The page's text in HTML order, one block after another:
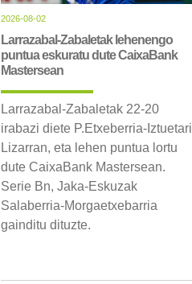
2026-08-02
Larrazabal-Zabaletak lehenengo
puntua eskuratu dute CaixaBank
Mastersean
Larrazabal-Zabaletak 22-20
irabazi diete P.Etxeberria-Iztuetari
Lizarran, eta lehen puntua lortu
dute CaixaBank Mastersean.
Serie Bn, Jaka-Eskuzak
Salaberria-Morgaetxebarria
gainditu dituzte.